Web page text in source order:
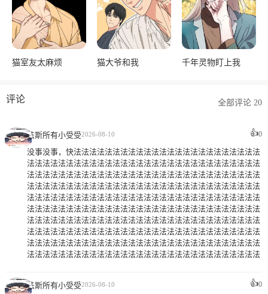
猫室友太麻烦 猫大爷和我 千年灵物盯上我
评论 全部评论 20
法斯所有小受受2026-08-10 👍0
没事没事，快法法法法法法法法法法法法法法法法法法法法法法法法
法法法法法法法法法法法法法法法法法法法法法法法法法法法法法法
法法法法法法法法法法法法法法法法法法法法法法法法法法法法法法
法法法法法法法法法法法法法法法法法法法法法法法法法法法法法法
法法法法法法法法法法法法法法法法法法法法法法法法法法法法法法
法法法法法法法法法法法法法法法法法法法法法法法法法法法法法法
法法法法法法法法法法法法法法法法法法法法法法法法法法法法法法
法法法法法法法法法法法法法法法法法法法法法法法法法法法法法法
法法法法法法法法法法法法法法法法法法法法法法法法法法法法法法
法法法法法法法法法法法法法法法法法法法法法法法法法法法法法法
法斯所有小受受2026-08-10 👍0